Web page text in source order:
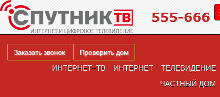
Заказать звонок Проверить дом
ТЕЛЕВИДЕНИЕ
ИНТЕРНЕТ
ИНТЕРНЕТ+ТВ
ЧАСТНЫЙ ДОМ